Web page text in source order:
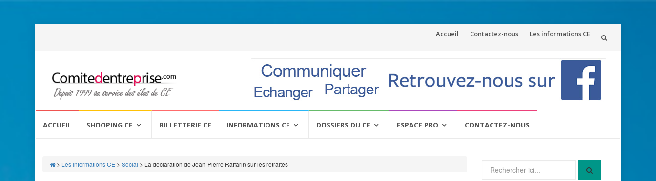
Aller
Accueil Contactez-nous Les informations CE
ACCUEIL SHOOPING CE BILLETTERIE CE INFORMATIONS CE DOSSIERS DU CE ESPACE PRO CONTACTEZ-NOUS
> Les informations CE > Social > La déclaration de Jean-Pierre Raffarin sur les retraites
pour